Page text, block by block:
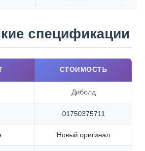
спецификации
СТОИМОСТЬ
Диболд
01750375711
Новый оригинал